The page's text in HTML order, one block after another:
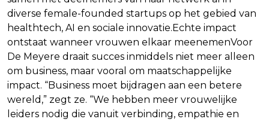
diverse female-founded startups op het gebied van
healthtech, AI en sociale innovatie.Echte impact
ontstaat wanneer vrouwen elkaar meenemenVoor
De Meyere draait succes inmiddels niet meer alleen
om business, maar vooral om maatschappelijke
impact. “Business moet bijdragen aan een betere
wereld,” zegt ze. “We hebben meer vrouwelijke
leiders nodig die vanuit verbinding, empathie en